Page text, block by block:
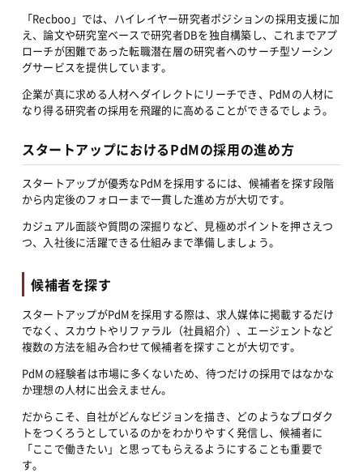
「Recboo」では、ハイレイヤー研究者ポジションの採用支援に加
え、論文や研究室ベースで研究者DBを独自構築し、これまでアプ
ローチが困難であった転職潜在層の研究者へのサーチ型ソーシン
グサービスを提供しています。
企業が真に求める人材へダイレクトにリーチでき、PdMの人材に
なり得る研究者の採用を飛躍的に高めることができるでしょう。
スタートアップにおけるPdMの採用の進め方
スタートアップが優秀なPdMを採用するには、候補者を探す段階
から内定後のフォローまで一貫した進め方が大切です。
カジュアル面談や質問の深掘りなど、見極めポイントを押さえつ
つ、入社後に活躍できる仕組みまで準備しましょう。
候補者を探す
スタートアップがPdMを採用する際は、求人媒体に掲載するだけ
でなく、スカウトやリファラル（社員紹介）、エージェントなど
複数の方法を組み合わせて候補者を探すことが大切です。
PdMの経験者は市場に多くないため、待つだけの採用ではなかな
か理想の人材に出会えません。
だからこそ、自社がどんなビジョンを描き、どのようなプロダク
トをつくろうとしているのかをわかりやすく発信し、候補者に
「ここで働きたい」と思ってもらえるようにすることも重要で
す。